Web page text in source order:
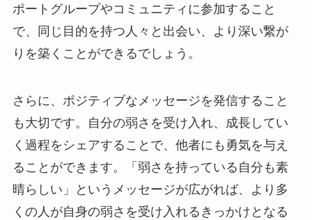
ポートグループやコミュニティに参加すること
で、同じ目的を持つ人々と出会い、より深い繋が
りを築くことができるでしょう。
さらに、ポジティブなメッセージを発信すること
も大切です。自分の弱さを受け入れ、成長してい
く過程をシェアすることで、他者にも勇気を与え
ることができます。「弱さを持っている自分も素
晴らしい」というメッセージが広がれば、より多
くの人が自身の弱さを受け入れるきっかけとなる